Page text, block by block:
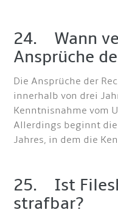
24. Wann
Ansprüche
Die Ansprüche der
innerhalb von drei
Kenntnisnahme vom
Allerdings beginnt
Jahres, in dem die
25. Ist
strafbar?